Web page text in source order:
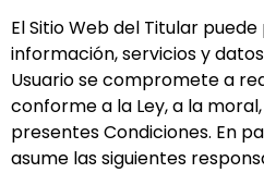
El Sitio Web del Titular
información, servicios y
Usuario se compromete a
conforme a la Ley, a la
presentes Condiciones. En
asume las siguientes